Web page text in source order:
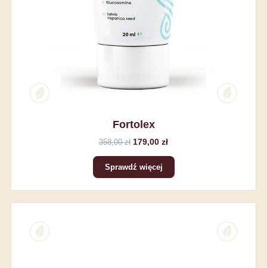
Fortolex
358,00 zł 179,00 zł
Sprawdź więcej